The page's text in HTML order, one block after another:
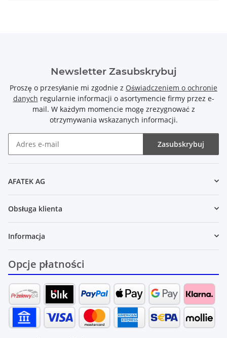
Newsletter Zasubskrybuj
Proszę o przesyłanie mi zgodnie z Oświadczeniem o ochronie
danych regularnie informacji o asortymencie firmy przez e-
mail. W każdym momencie mogę zrezygnować z
otrzymywania wskazanych informacji.
Zasubskrybuj
AFATEK AG
Obsługa klienta
Informacja
Opcje płatności